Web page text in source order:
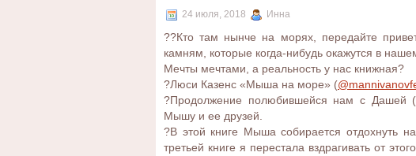
24 июля, 2018 Инна
?‍?Кто там нынче на морях, передайте
камням, которые когда-нибудь окажутся в
Мечты мечтами, а реальность у нас книжная?
?Люси Казенс «Мыша на море» (
?Продолжение полюбившейся нам с Дашей
Мышу и ее друзей.
?В этой книге Мыша собирается отдохнуть
третьей книге я перестала вздрагивать от